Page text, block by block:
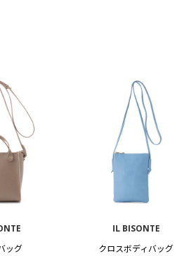
ッグ
IL BISONTE
クロスボディバッグ